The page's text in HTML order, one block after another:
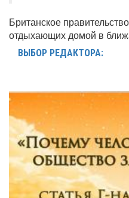
Британское
отдыхающих домой в
ВЫБОР РЕДАКТОРА: